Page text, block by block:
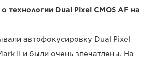
технологии Dual Pixel CMOS AF на
автофокусировку Dual Pixel
II и были очень впечатлены. На